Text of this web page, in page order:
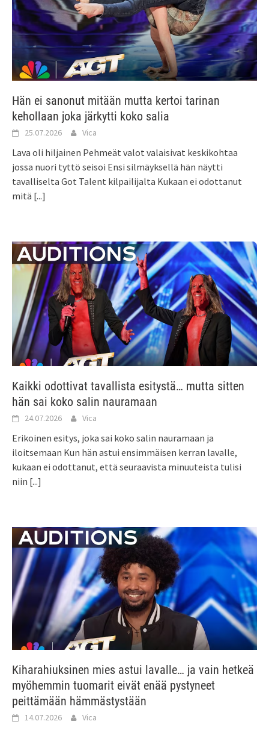
Hän ei sanonut mitään mutta kertoi tarinan
kehollaan joka järkytti koko salia
25.07.2026 Vica
Lava oli hiljainen Pehmeät valot valaisivat keskikohtaa
jossa nuori tyttö seisoi Ensi silmäyksellä hän näytti
tavalliselta Got Talent kilpailijalta Kukaan ei odottanut
mitä [...]
Kaikki odottivat tavallista esitystä… mutta sitten
hän sai koko salin nauramaan
24.07.2026 Vica
Erikoinen esitys, joka sai koko salin nauramaan ja
iloitsemaan Kun hän astui ensimmäisen kerran lavalle,
kukaan ei odottanut, että seuraavista minuuteista tulisi
niin [...]
Kiharahiuksinen mies astui lavalle… ja vain hetkeä
myöhemmin tuomarit eivät enää pystyneet
peittämään hämmästystään
14.07.2026 Vica